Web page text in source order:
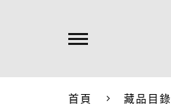
首頁 藏品目錄